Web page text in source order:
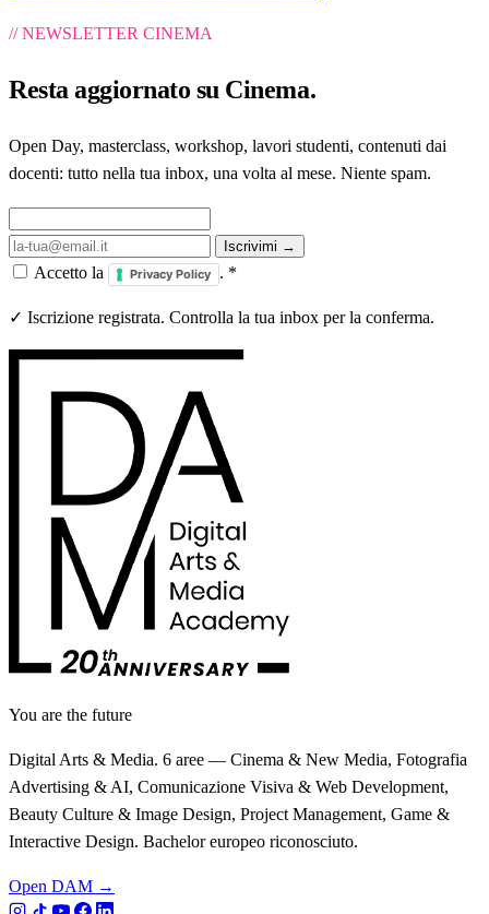
// NEWSLETTER CINEMA
Resta aggiornato su Cinema.
Open Day, masterclass, workshop, lavori studenti, contenuti dai
docenti: tutto nella tua inbox, una volta al mese. Niente spam.
Iscrivimi →
Accetto la Privacy Policy . *
✓ Iscrizione registrata. Controlla la tua inbox per la conferma.
You are the future
Digital Arts & Media. 6 aree — Cinema & New Media, Fotografia
Advertising & AI, Comunicazione Visiva & Web Development,
Beauty Culture & Image Design, Project Management, Game &
Interactive Design. Bachelor europeo riconosciuto.
Open DAM →